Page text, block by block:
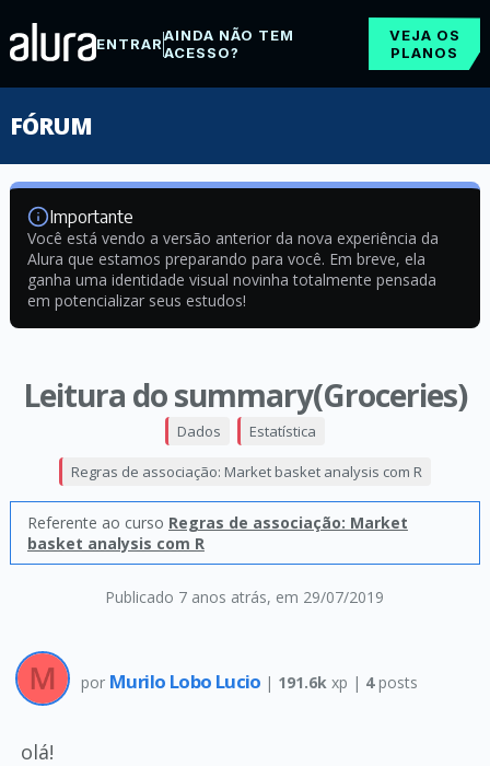
ENTRARAINDA NÃO TEM
ACESSO?
VEJA OS
PLANOS
FÓRUM
Importante
Você está vendo a versão anterior da nova experiência da
Alura que estamos preparando para você. Em breve, ela
ganha uma identidade visual novinha totalmente pensada
em potencializar seus estudos!
Leitura do summary(Groceries)
Publicado 7 anos atrás, em 29/07/2019
Dados Estatística
Regras de associação: Market basket analysis com R
Referente ao curso Regras de associação: Market
basket analysis com R
por Murilo Lobo Lucio | 191.6k xp | 4posts
olá!